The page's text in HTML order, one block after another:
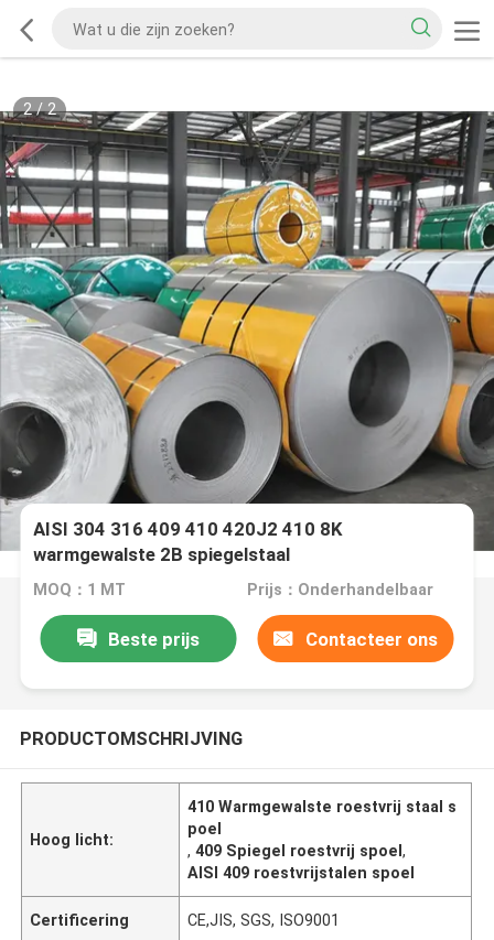
2/2
AISI 304 316 409 410 420J2 410 8K
warmgewalste 2B spiegelstaal
spoelcontainerplaat
MOQ：1 MT Prijs：Onderhandelbaar
Beste prijs Contacteer ons
PRODUCTOMSCHRIJVING
Hoog licht:
410 Warmgewalste roestvrij staal s
poel
,409 Spiegel roestvrij spoel,
AISI 409 roestvrijstalen spoel
Certificering CE,JIS, SGS, ISO9001